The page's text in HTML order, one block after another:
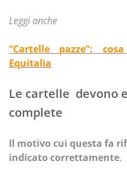
Leggi anche
“Cartelle pazze”:
Equitalia
Le cartelle devono
complete
Il motivo cui questa fa
indicato correttamente.